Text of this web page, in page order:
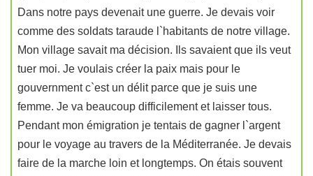
Dans notre pays devenait une guerre. Je devais voir
comme des soldats taraude l`habitants de notre village.
Mon village savait ma décision. Ils savaient que ils veut
tuer moi. Je voulais créer la paix mais pour le
gouvernment c`est un délit parce que je suis une
femme. Je va beaucoup difficilement et laisser tous.
Pendant mon émigration je tentais de gagner l`argent
pour le voyage au travers de la Méditerranée. Je devais
faire de la marche loin et longtemps. On étais souvent